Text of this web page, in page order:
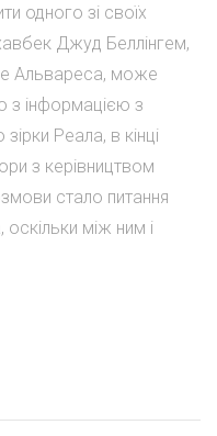
одного зі своїх
Джуд Беллінгем,
Альвареса, може
з інформацією з
Реала, в кінці
з керівництвом
стало питання
між ним і